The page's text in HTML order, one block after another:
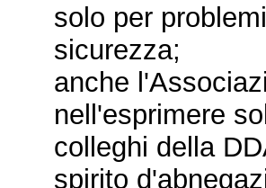
solo per
sicurezza;
anche
nell'esprimere
colleghi della
spirito